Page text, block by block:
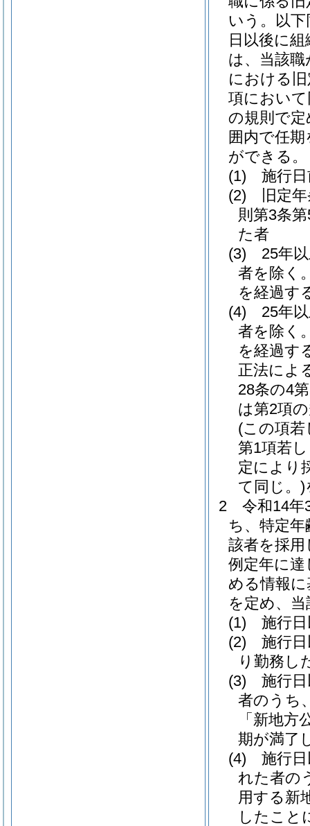
いう。以下
日以後に
は、当該
における
項におい
の規則で
囲内で任
ができる。
(1)
施行
(2)
旧定
則第3条
た者
(3)
25年
者を除く
を経過す
(4)
25年
者を除く
を経過す
正法によ
28条の4
は第2項
(この項若
第1項若
定により
て同じ。)
2
令和14年
ち、特定
該者を採
例定年に
める情報
を定め、
(1)
施行
(2)
施行
り勤務し
(3)
施行
者のうち
「新地方
期が満了
(4)
施行
れた者の
用する新
したこと